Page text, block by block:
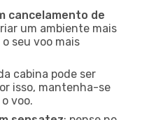
cancelamento de
um ambiente mais
seu voo mais
cabina pode ser
isso, mantenha-se
voo.